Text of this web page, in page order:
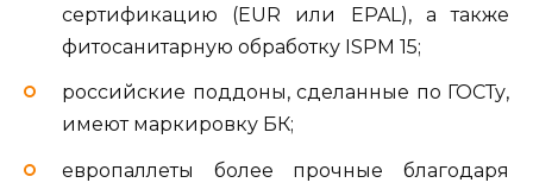
сертификацию (EUR или EPAL), а также
фитосанитарную обработку ISPM 15;
российские поддоны, сделанные по ГОСТу,
имеют маркировку БК;
европаллеты более прочные благодаря